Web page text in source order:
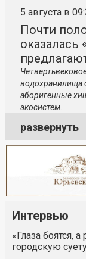
5 августа в
Почти
оказалась
водохранилища
аборигенные
экосистем.
развернуть
Интервью
«Глаза боятся,
городскую